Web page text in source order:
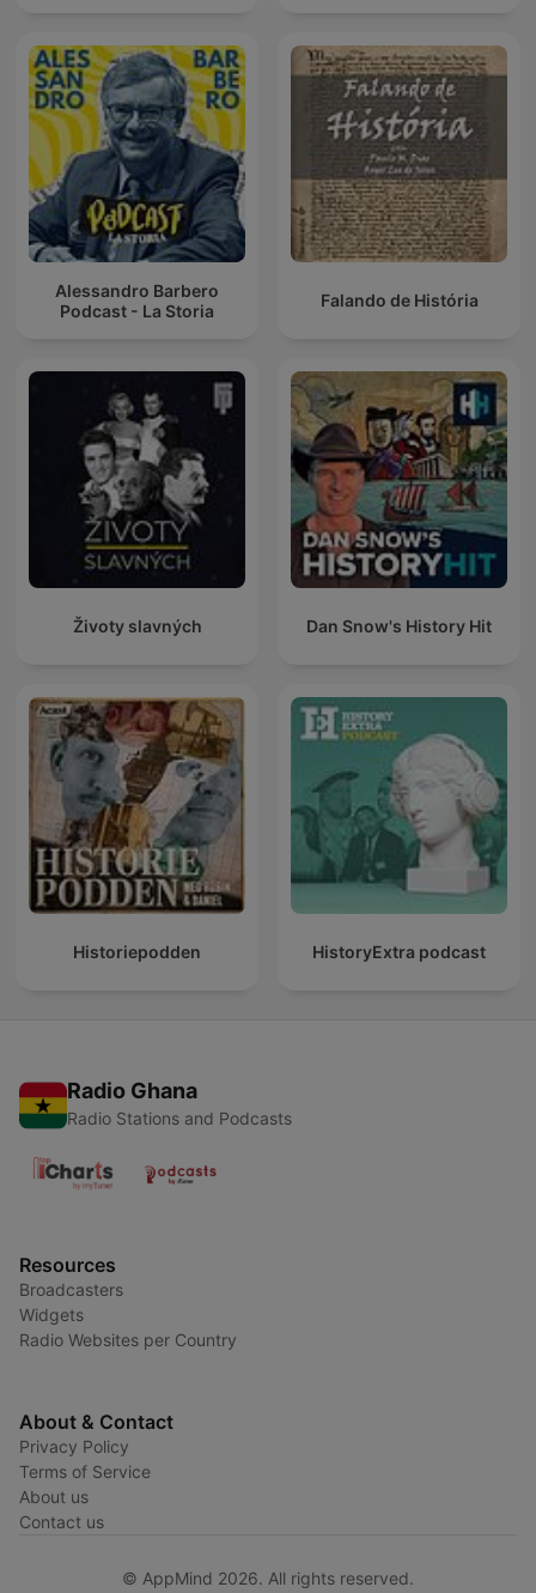
Alessandro Barbero
Podcast - La Storia
Falando de História
Životy slavných Dan Snow's History Hit
Historiepodden HistoryExtra podcast
Radio Ghana
Radio Stations and Podcasts
Resources
Broadcasters
Widgets
Radio Websites per Country
About & Contact
Privacy Policy
Terms of Service
About us
Contact us
© AppMind 2026. All rights reserved.